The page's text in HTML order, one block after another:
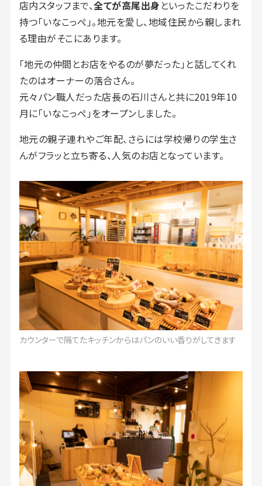
店内スタッフまで、全てが高尾出身 といったこだわりを
持つ「いなこっぺ」。地元を愛し、地域住民から親しまれ
る理由がそこにあります。
「地元の仲間とお店をやるのが夢だった」と話してくれ
たのはオーナーの落合さん。
元々パン職人だった店長の石川さんと共に2019年10
月に「いなこっぺ」をオープンしました。
地元の親子連れやご年配、さらには学校帰りの学生さ
んがフラッと立ち寄る、人気のお店となっています。
カウンターで隔てたキッチンからはパンのいい香りがしてきます